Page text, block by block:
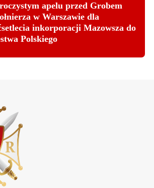
apelu przed Grobem
w Warszawie dla
inkorporacji Mazowsza do
Polskiego